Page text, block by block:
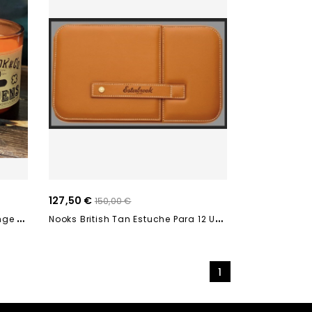
E
Sterbrook Candles Ginger Orange ECAN-GO
127,50 € 150,00 €
N
Ooks British Tan Estuche Para 12 Unidades ETB-112
1